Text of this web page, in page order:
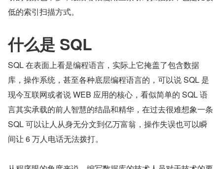
低的索引扫描方式。
什么是 SQL
SQL 在表面上看是编程语言，实际上它掩盖了包含数据
库，操作系统，甚至各种底层编程语言的，可以说 SQL 是
现今互联网或者说 WEB 应用的核心，看似简单的 SQL 语
言其实承载的前人智慧的结晶和精华，在过去很难想象一条
SQL 可以让人从身无分文到亿万富翁，操作失误也可以瞬
间让 6 万人电话无法拨打。